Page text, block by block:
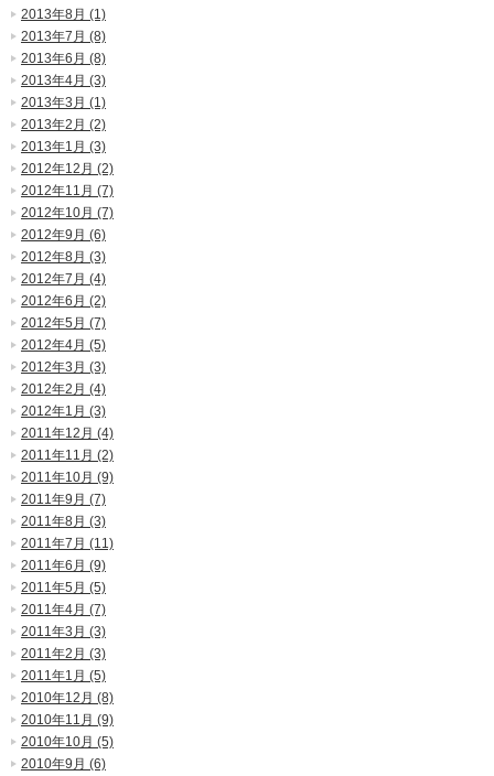
2013年8月 (1)
2013年7月 (8)
2013年6月 (8)
2013年4月 (3)
2013年3月 (1)
2013年2月 (2)
2013年1月 (3)
2012年12月 (2)
2012年11月 (7)
2012年10月 (7)
2012年9月 (6)
2012年8月 (3)
2012年7月 (4)
2012年6月 (2)
2012年5月 (7)
2012年4月 (5)
2012年3月 (3)
2012年2月 (4)
2012年1月 (3)
2011年12月 (4)
2011年11月 (2)
2011年10月 (9)
2011年9月 (7)
2011年8月 (3)
2011年7月 (11)
2011年6月 (9)
2011年5月 (5)
2011年4月 (7)
2011年3月 (3)
2011年2月 (3)
2011年1月 (5)
2010年12月 (8)
2010年11月 (9)
2010年10月 (5)
2010年9月 (6)